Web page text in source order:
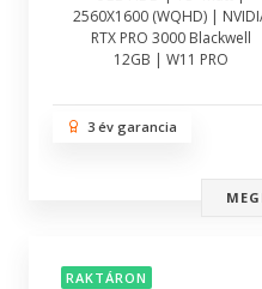
2560X1600 (WQHD) |
RTX PRO 3000 Blackwell
12GB | W11 PRO
3 év garancia
RAKTÁRON